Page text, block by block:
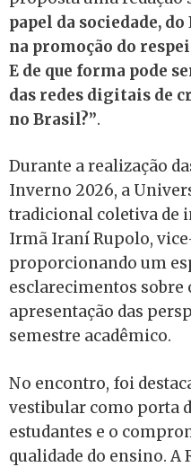
papel da sociedade,
na promoção do
E de que forma pode
das redes digitais de
no Brasil?”.
Durante a realização
Inverno 2026, a
tradicional coletiva de
Irmã Iraní Rupolo,
proporcionando um
esclarecimentos sobre
apresentação das
semestre acadêmico.
No encontro, foi
vestibular como porta
estudantes e o
qualidade do ensino. A